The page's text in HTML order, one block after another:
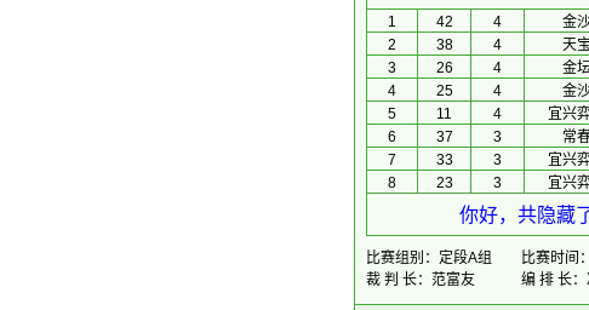
1
42 4 金
2
38 4 天
3
26 4 金
4
25 4 金
5
11 4 宜兴
6
37 3 常
7
33 3 宜兴
8
23 3 宜兴
你好，共隐藏
比赛组别：定段A组 比赛时间
裁 判 长：范富友
编 排 长